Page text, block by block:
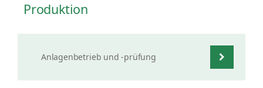
Produktion
Anlagenbetrieb und -prüfung